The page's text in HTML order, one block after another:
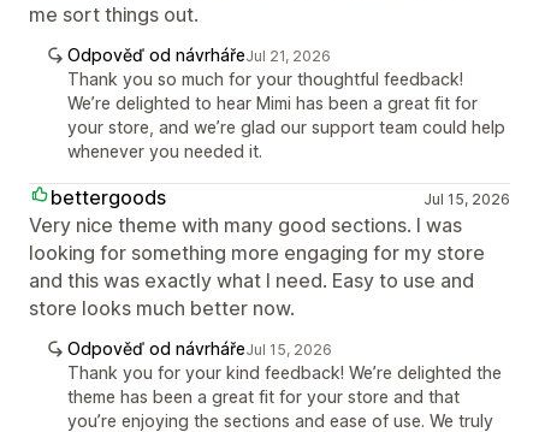
me sort things out.
Odpověď od návrhářeJul 21, 2026
Thank you so much for your thoughtful feedback!
We’re delighted to hear Mimi has been a great fit for
your store, and we’re glad our support team could help
whenever you needed it.
bettergoods Jul 15, 2026
Very nice theme with many good sections. I was
looking for something more engaging for my store
and this was exactly what I need. Easy to use and
store looks much better now.
Odpověď od návrhářeJul 15, 2026
Thank you for your kind feedback! We’re delighted the
theme has been a great fit for your store and that
you’re enjoying the sections and ease of use. We truly